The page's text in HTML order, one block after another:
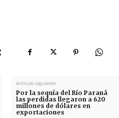
Artículo siguiente
Por la sequía del Río Paraná
las perdidas llegaron a 620
millones de dólares en
exportaciones